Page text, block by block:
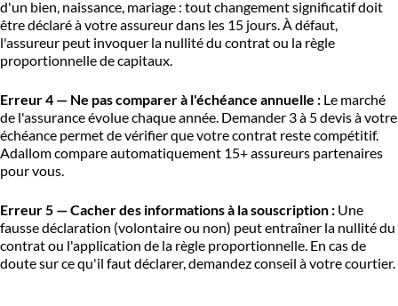
d'un bien, naissance, mariage : tout changement significatif doit
être déclaré à votre assureur dans les 15 jours. À défaut,
l'assureur peut invoquer la nullité du contrat ou la règle
proportionnelle de capitaux.
Erreur 4 — Ne pas comparer à l'échéance annuelle : Le marché
de l'assurance évolue chaque année. Demander 3 à 5 devis à votre
échéance permet de vérifier que votre contrat reste compétitif.
Adallom compare automatiquement 15+ assureurs partenaires
pour vous.
Erreur 5 — Cacher des informations à la souscription : Une
fausse déclaration (volontaire ou non) peut entraîner la nullité du
contrat ou l'application de la règle proportionnelle. En cas de
doute sur ce qu'il faut déclarer, demandez conseil à votre courtier.